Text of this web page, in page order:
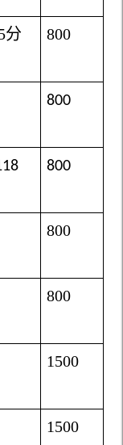
分 800
800
800
800
800
1500
1500